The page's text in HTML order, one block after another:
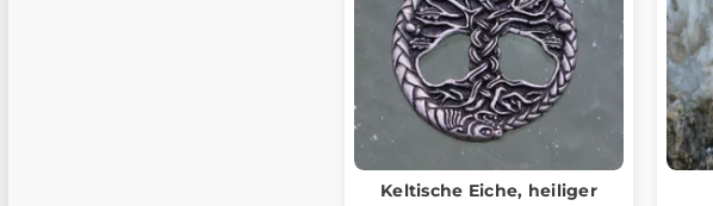
Keltische Eiche, heiliger